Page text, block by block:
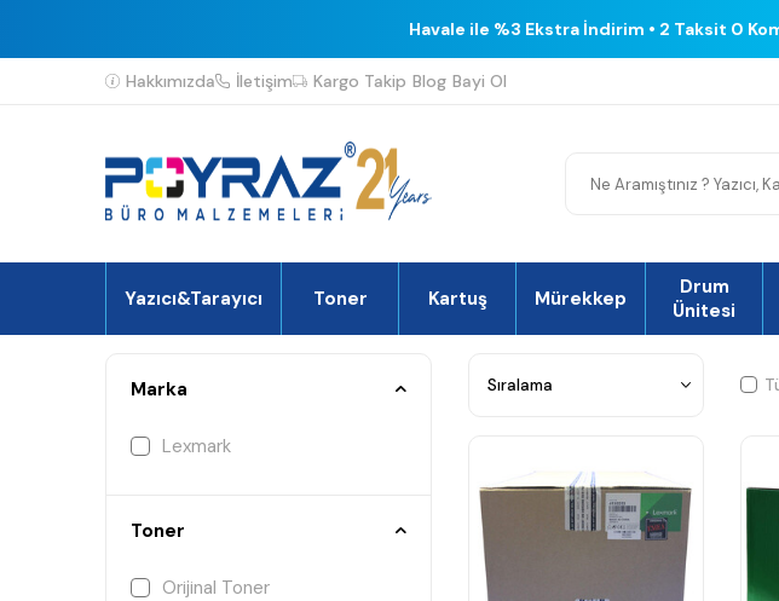
Havale ile %3 Ekstra İndirim • 2 Taksit 0
Hakkımızda İletişim Kargo Takip Blog Bayi Ol
Yazıcı&Tarayıcı Toner Kartuş Mürekkep
Drum
Ünitesi
Marka
Lexmark
Toner
Orijinal Toner